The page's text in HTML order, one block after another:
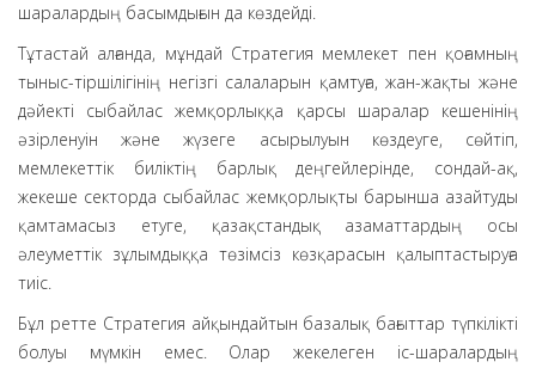
шаралардың басымдығын да көздейді.
Тұтастай алғанда, мұндай Стратегия мемлекет пен қоғамның
тыныс-тіршілігінің негізгі салаларын қамтуға, жан-жақты және
дәйекті сыбайлас жемқорлыққа қарсы шаралар кешенінің
әзірленуін және жүзеге асырылуын көздеуге, сөйтіп,
мемлекеттік биліктің барлық деңгейлерінде, сондай-ақ,
жекеше секторда сыбайлас жемқорлықты барынша азайтуды
қамтамасыз етуге, қазақстандық азаматтардың осы
әлеуметтік зұлымдыққа төзімсіз көзқарасын қалыптастыруға
тиіс.
Бұл ретте Стратегия айқындайтын базалық бағыттар түпкілікті
болуы мүмкін емес. Олар жекелеген іс-шаралардың